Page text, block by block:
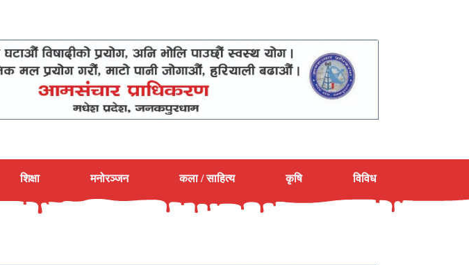
शिक्षा मनोरञ्जन कला / साहित्य कृषि विविध